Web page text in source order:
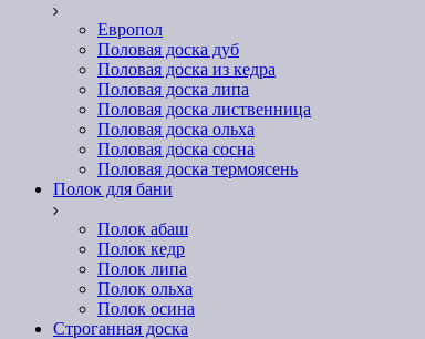
Европол
Половая доска дуб
Половая доска из кедра
Половая доска липа
Половая доска лиственница
Половая доска ольха
Половая доска сосна
Половая доска термоясень
Полок для бани
Полок абаш
Полок кедр
Полок липа
Полок ольха
Полок осина
Строганная доска